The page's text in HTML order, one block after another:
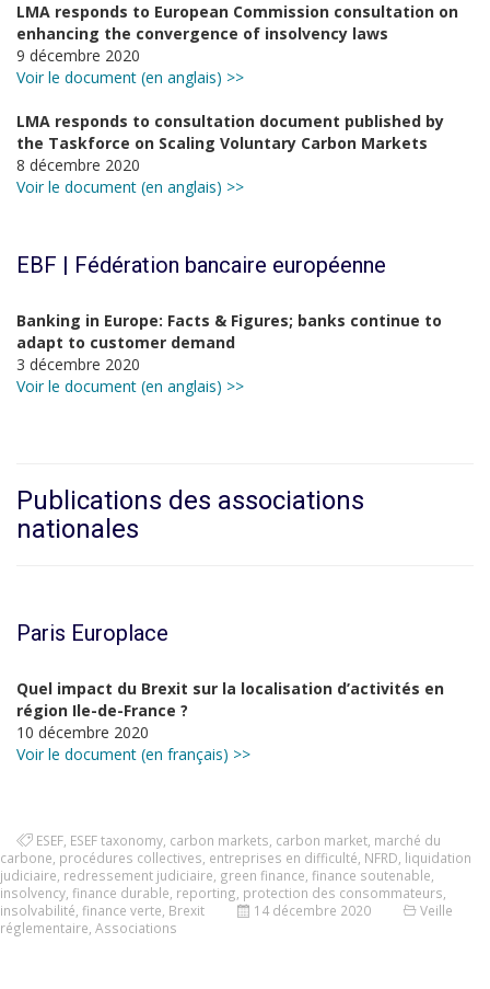
LMA responds to European Commission consultation on
enhancing the convergence of insolvency laws
9 décembre 2020
Voir le document (en anglais) >>
LMA responds to consultation document published by
the Taskforce on Scaling Voluntary Carbon Markets
8 décembre 2020
Voir le document (en anglais) >>
EBF | Fédération bancaire européenne
Banking in Europe: Facts & Figures; banks continue to
adapt to customer demand
3 décembre 2020
Voir le document (en anglais) >>
Publications des associations
nationales
Paris Europlace
Quel impact du Brexit sur la localisation d’activités en
région Ile-de-France ?
10 décembre 2020
Voir le document (en français) >>
ESEF ESEF taxonomy carbon markets carbon market marché du
carbone procédures collectives entreprises en difficulté NFRD liquidation
judiciaire redressement judiciaire green finance finance soutenable
insolvency finance durable reporting protection des consommateurs
insolvabilité finance verte Brexit 14 décembre 2020
Veille
réglementaire Associations